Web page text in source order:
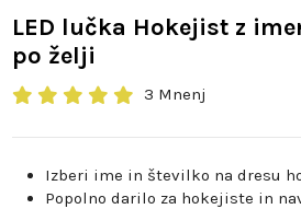
LED lučka Hokejist z
po želji
3 Mnenj
Izberi ime in številko na dresu
Popolno darilo za hokejiste in